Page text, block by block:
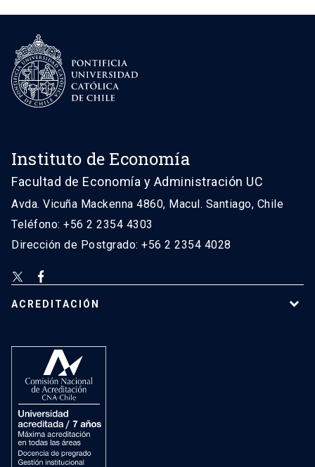
Instituto de Economía
Facultad de Economía y Administración UC
Avda. Vicuña Mackenna 4860, Macul. Santiago, Chile
Teléfono: +56 2 2354 4303
Dirección de Postgrado: +56 2 2354 4028
ACREDITACIÓN